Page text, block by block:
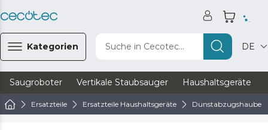
Kategorien Suche in Cecotec... DE
Saugroboter Vertikale Staubsauger Haushaltsgeräte
Ersatzteile Ersatzteile Haushaltsgeräte Dunstabzugshaube